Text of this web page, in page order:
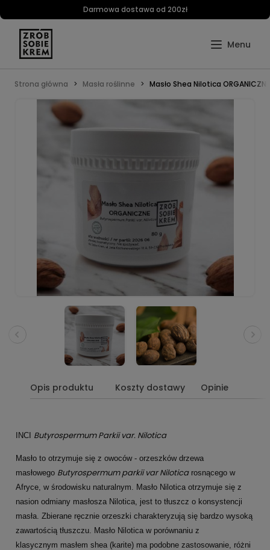
Darmowa dostawa od 200zł
Strona główna Masła roślinne Masło Shea Nilotica ORGANICZNE
Opis produktu Koszty dostawy Opinie
INCI Butyrospermum Parkii var. Nilotica
Masło to otrzymuje się z owoców - orzeszków drzewa
masłowego Butyrospermum parkii var Niloticarosnącego w
Afryce, w środowisku naturalnym. Masło Nilotica otrzymuje się z
nasion odmiany masłosza Nilotica, jest to tłuszcz o konsystencji
masła. Zbierane ręcznie orzeszki charakteryzują się bardzo wysoką
zawartością tłuszczu. Masło Nilotica w porównaniu z
klasycznym masłem shea (karite) ma podobne zastosowanie, różni